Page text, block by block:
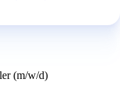
(m/w/d)